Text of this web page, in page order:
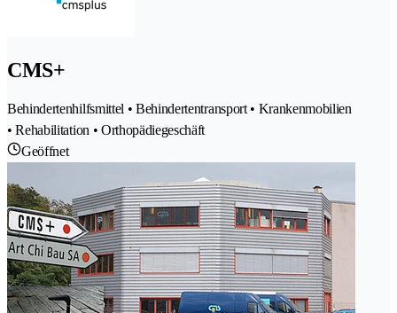
CMS+
Behindertenhilfsmittel • Behindertentransport • Krankenmobilien
• Rehabilitation • Orthopädiegeschäft
Geöffnet